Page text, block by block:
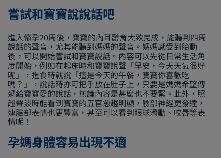
嘗試和寶寶說說話吧
進入懷孕20周後，寶寶的內耳發育大致完成，能聽到四周
說話的聲音，尤其能聽到媽媽的聲音。媽媽感受到胎動
後，可以開始嘗試和寶寶說話。內容可以先從日常生活角
度開始，例如在起床時和寶寶說聲「早安，今天天氣很好
呢」，進食時就說「這是今天的午餐，寶寶你喜歡吃
嗎？」，說話時亦可把手放在肚子上，只要是媽媽希望傳
遞給寶寶愛的說話，無論內容是甚麼也不要緊。此外，照
超聲波時能看到寶寶的五官愈趨明顯，臉部神經更發達，
連臉部表情也更豐富，甚至可以看到眼球滑動、咬唇等表
情呢！
孕媽身體容易出現不適